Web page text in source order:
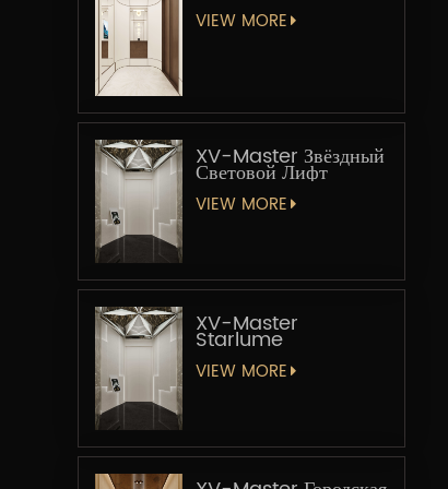
VIEW MORE
XV-Master Звёздный
Световой Лифт
VIEW MORE
XV-Master
Starlume
VIEW MORE